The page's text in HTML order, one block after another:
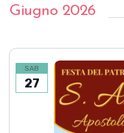
Giugno 2026
SAB
27